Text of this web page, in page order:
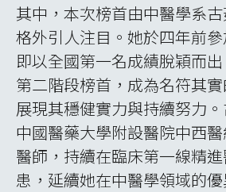
其中，本次榜首由中醫學系古
格外引人注目。她於四年前
即以全國第一名成績脫穎而
第二階段榜首，成為名符其實
展現其穩健實力與持續努力
中國醫藥大學附設醫院中西
醫師，持續在臨床第一線精
患，延續她在中醫學領域的優